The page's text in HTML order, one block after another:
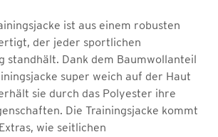
ist aus einem robusten
der jeder sportlichen
standhält. Dank dem Baumwollanteil
super weich auf der Haut
sie durch das Polyester ihre
Die Trainingsjacke kommt
wie seitlichen